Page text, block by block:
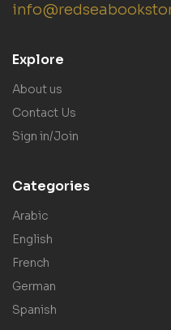
Explore
About us
Contact Us
Sign in/Join
Categories
Arabic
English
French
German
Spanish